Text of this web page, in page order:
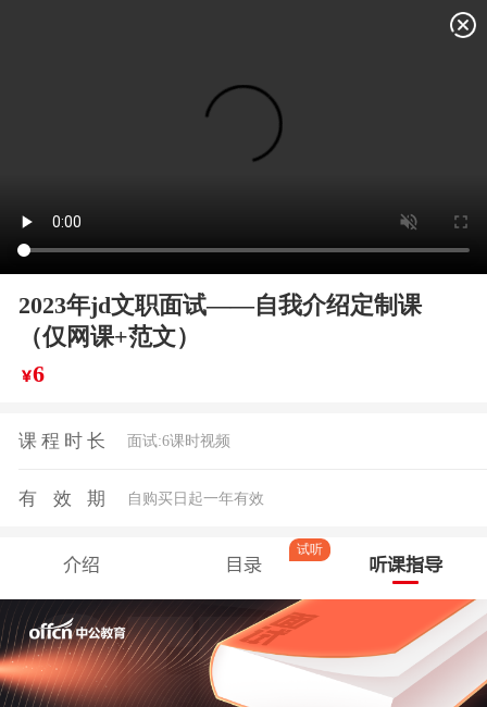
1/2
2023年jd文职面试——自我介绍定制课
（仅网课+范文）
￥6
课程时长 面试:6课时视频
有效期 自购买日起一年有效
介绍 目录
试听
听课指导